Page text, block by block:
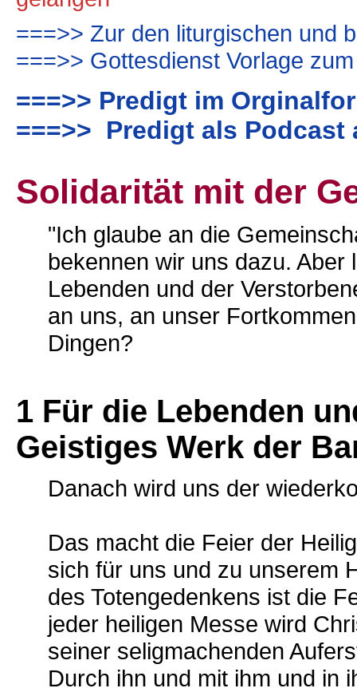
===>> Zur den liturgischen und
===>> Gottesdienst Vorlage
===>> Predigt im
===>> Predigt als
Solidarität mit der
"Ich glaube an die
bekennen wir uns dazu.
Lebenden und der
an uns, an unser
Dingen?
1 Für die Lebenden
Geistiges Werk der
Danach wird uns der
Das macht die Feier der
sich für uns und zu unserem
des Totengedenkens ist die
jeder heiligen Messe wird
seiner seligmachenden
Durch ihn und mit ihm und in